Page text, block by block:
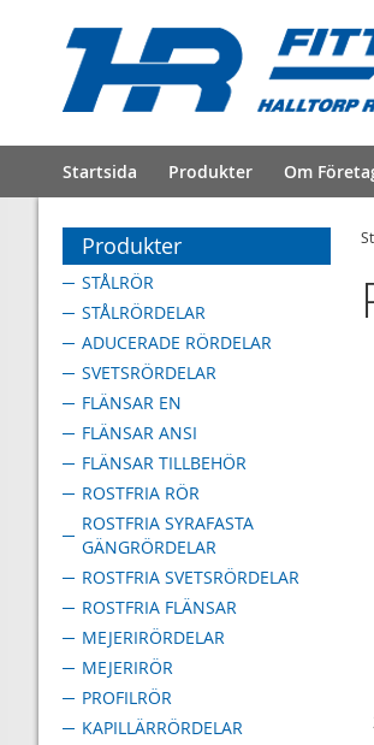
Startsida Produkter Om
Produkter
STÅLRÖR
STÅLRÖRDELAR
ADUCERADE RÖRDELAR
SVETSRÖRDELAR
FLÄNSAR EN
FLÄNSAR ANSI
FLÄNSAR TILLBEHÖR
ROSTFRIA RÖR
ROSTFRIA SYRAFASTA
GÄNGRÖRDELAR
ROSTFRIA SVETSRÖRDELAR
ROSTFRIA FLÄNSAR
MEJERIRÖRDELAR
MEJERIRÖR
PROFILRÖR
KAPILLÄRRÖRDELAR